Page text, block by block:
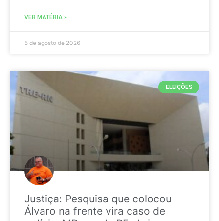
VER MATÉRIA »
5 de agosto de 2026
ELEIÇÕES
Justiça: Pesquisa que colocou
Álvaro na frente vira caso de